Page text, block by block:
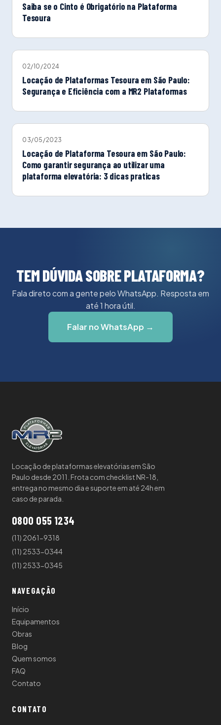
Saiba se o Cinto é Obrigatório na Plataforma
Tesoura
02/10/2024
Locação de Plataformas Tesoura em São Paulo:
Segurança e Eficiência com a MR2 Plataformas
03/05/2023
Locação de Plataforma Tesoura em São Paulo:
Como garantir segurança ao utilizar uma
plataforma elevatória: 3 dicas praticas
TEM DÚVIDA SOBRE PLATAFORMA?
Fala direto com a gente pelo WhatsApp. Resposta em
até 1 hora útil.
Falar no WhatsApp →
Locação de plataformas elevatórias em São
Paulo desde 2011. Frota com checklist NR-18,
entrega no mesmo dia e suporte em até 24h em
caso de parada.
0800 055 1234
(11) 2061-9318
(11) 2533-0344
(11) 2533-0345
NAVEGAÇÃO
Início
Equipamentos
Obras
Blog
Quem somos
FAQ
Contato
CONTATO